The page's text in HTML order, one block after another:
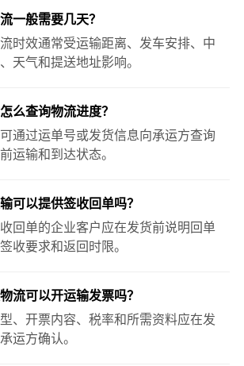
一般需要几天？
时效通常受运输距离、发车安排、中
天气和提送地址影响。
么查询物流进度？
通过运单号或发货信息向承运方查询
运输和到达状态。
可以提供签收回单吗？
回单的企业客户应在发货前说明回单
收要求和返回时限。
流可以开运输发票吗？
、开票内容、税率和所需资料应在发
运方确认。